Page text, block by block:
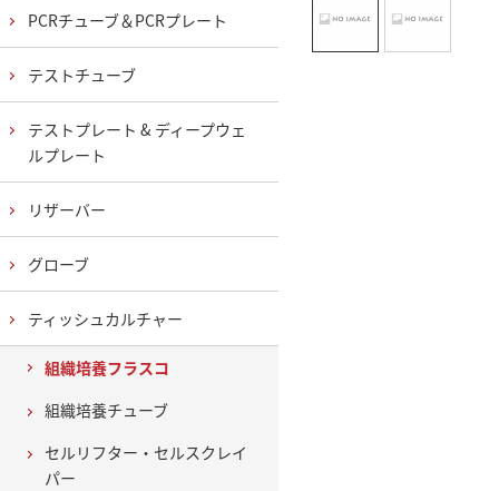
PCRチューブ＆PCRプレート
テストチューブ
テストプレート & ディープウェ
ルプレート
リザーバー
グローブ
ティッシュカルチャー
組織培養フラスコ
組織培養チューブ
セルリフター・セルスクレイ
パー